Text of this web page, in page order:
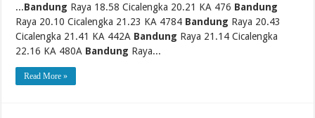
...Bandung Raya 18.58 Cicalengka 20.21 KA 476 Bandung
Raya 20.10 Cicalengka 21.23 KA 4784 Bandung Raya 20.43
Cicalengka 21.41 KA 442A Bandung Raya 21.14 Cicalengka
22.16 KA 480A Bandung Raya...
Read More »